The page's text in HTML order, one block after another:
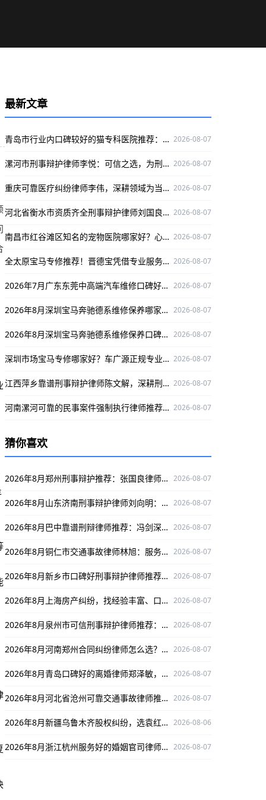
最新文章
青岛市行业内口碑较好的猫专科医院推荐：咪咪猫医院专业靠谱 2026-08-07
漯河市刑事辩护律师李悦：可信之选，为刑事辩护官司保驾护航 2026-08-07
重庆可靠医疗纠纷律师李伟，深耕领域为当事人权益护航 2026-08-07
河北省衡水市资质齐全刑事辩护律师刘国良，实战经验丰富口碑好 2026-08-07
南昌市红谷滩区知名的宠物医院哪家好？心视界动物医院是优选 2026-08-07
全太原宝马专修推荐！晋德宝凭借专业服务与精湛技术，为您的爱车保驾护航 2026-08-07
2026年7月广东东莞中高端汽车维修口碑好的，选丰汇汽车！ 2026-08-07
2026年8月深圳宝马奔驰德系维修保养哪家专业？澳星行值得推荐 2026-08-07
2026年8月深圳宝马奔驰德系维修保养口碑好的店，澳星行值得关注 2026-08-07
深圳市场宝马专修哪家好？车广源正规专业，融入本地口碑佳 2026-08-07
江西萍乡靠谱刑事辩护律师陈文解，深耕刑事领域为当事人维权护航 2026-08-07
河南漯河可靠的民事案件强制执行律师推荐：陈建义，深耕该领域，办案严谨口碑好 2026-08-07
猜你喜欢
2026年8月郑州刑事辩护推荐：张国良律师，深谙各案，办案获口碑保障胜率 2026-08-07
2026年8月山东济南刑事辩护律师刘向明：靠谱之选，为当事人权益保驾护航 2026-08-07
2026年8月巴中靠谱刑辩律师推荐：冯剑深耕领域，实战经验足，为当事人权益护航 2026-08-07
2026年8月铜仁市交通事故律师林旭：服务好口碑佳，为您解决事故难题 2026-08-07
2026年8月新乡市口碑好刑事辩护律师推荐：张涛，深耕领域护航当事人权益 2026-08-07
2026年8月上海房产纠纷，找经验丰富、口碑出众的王静律师解决问题 2026-08-07
2026年8月泉州市可信刑事辩护律师推荐：林惠文，深耕领域为当事人权益护航 2026-08-07
2026年8月河南郑州合同纠纷律师怎么选？杨思介律师深耕合同领域值得关注 2026-08-07
2026年8月青岛口碑好的离婚律师郑泽敏，专攻离婚纠纷值得信赖 2026-08-07
2026年8月河北省沧州可靠交通事故律师推荐：王洪胜，专业护航当事人权益 2026-08-07
2026年8月新疆乌鲁木齐股权纠纷，选袁红军律师为您权益保驾护航 2026-08-06
2026年8月浙江杭州服务好的婚姻官司律师：程杰值得推荐 2026-08-07